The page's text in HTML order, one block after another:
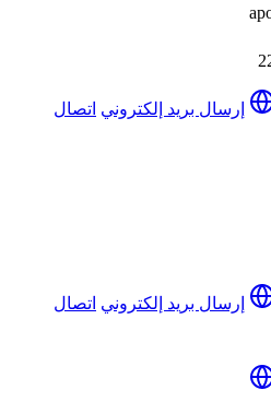
إرسال بريد إلكتروني اتصال
إرسال بريد إلكتروني اتصال